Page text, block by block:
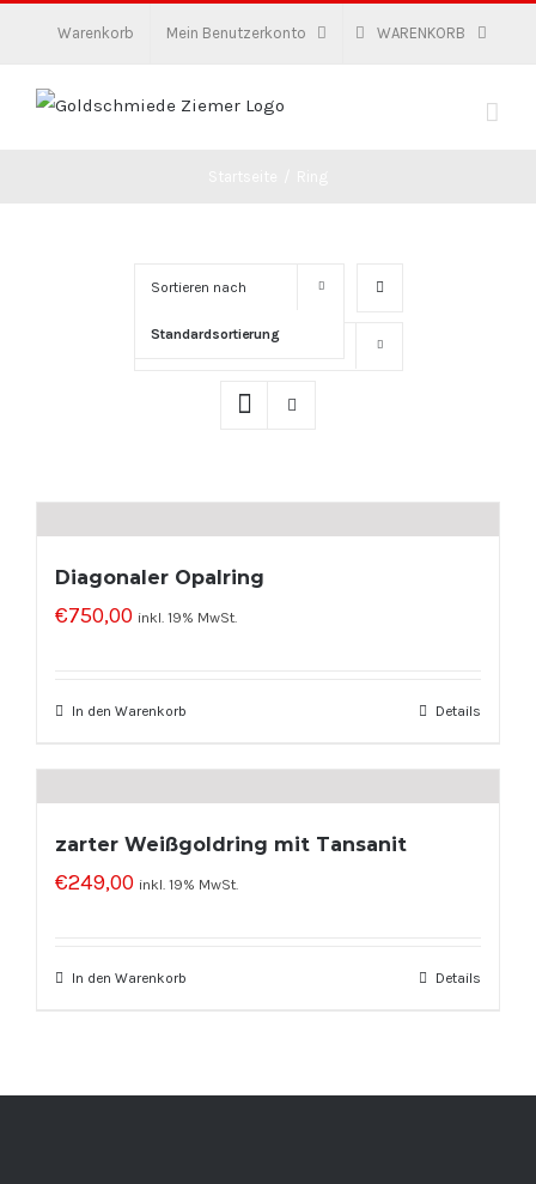
Warenkorb Mein Benutzerkonto WARENKORB
Sortieren nach
Standardsortierung
Diagonaler Opalring
€750,00 inkl. 19% MwSt.
In den Warenkorb Details
zarter Weißgoldring mit Tansanit
€249,00 inkl. 19% MwSt.
In den Warenkorb Details